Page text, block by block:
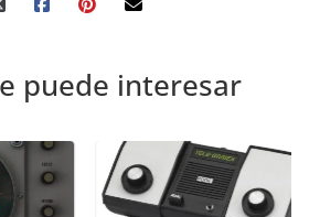
puede interesar